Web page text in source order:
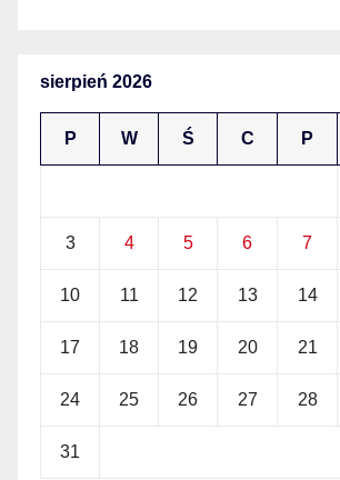
sierpień 2026
P W Ś C P
3 4 5 6 7
10 11 12 13 14
17 18 19 20 21
24 25 26 27 28
31